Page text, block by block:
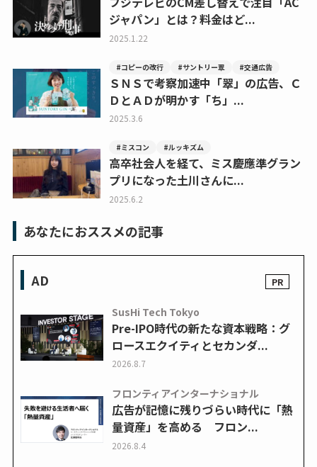
ジャパン」とは？料金はど...
2025.1.22
#コピーの改行 #サントリー翠 #交通広告
ＳＮＳで考察加速中「翠」の広告、Ｃ
ＤとＡＤが明かす「ち」...
2025.3.6
#ミスコン #ルッキズム
高卒社会人を経て、ミス慶應準グラン
プリになった土川さんに...
2025.6.2
あなたにおススメの記事
AD
SusHi Tech Tokyo
Pre-IPO時代の新たな資本戦略：グ
ロースエクイティとセカンダ...
2026.8.7
フロンティアインターナショナル
広告が記憶に残りづらい時代に「熱
量資産」を高める フロン...
2026.8.4